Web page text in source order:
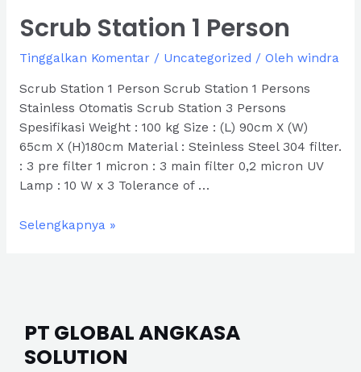
Medan
Scrub Station 1 Person
Tinggalkan Komentar / Uncategorized / Oleh windra
Scrub Station 1 Person Scrub Station 1 Persons
Stainless Otomatis Scrub Station 3 Persons
Spesifikasi Weight : 100 kg Size : (L) 90cm X (W)
65cm X (H)180cm Material : Steinless Steel 304 filter.
: 3 pre filter 1 micron : 3 main filter 0,2 micron UV
Lamp : 10 W x 3 Tolerance of …
Scrub
Selengkapnya »
PT GLOBAL ANGKASA
SOLUTION